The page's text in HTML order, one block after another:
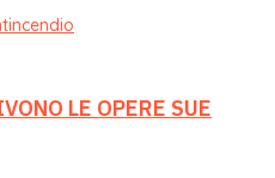
LE OPERE SUE